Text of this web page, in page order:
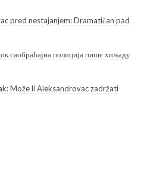
pred nestajanjem: Dramatičan pad
саобраћајна полиција пише хиљаду
Može li Aleksandrovac zadržati